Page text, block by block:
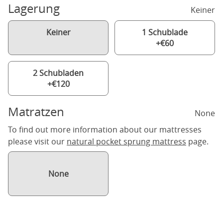
Lagerung Keiner
Keiner
1 Schublade
+€60
2 Schubladen
+€120
Matratzen
None
To find out more information about our mattresses
please visit our natural pocket sprung mattress page.
None